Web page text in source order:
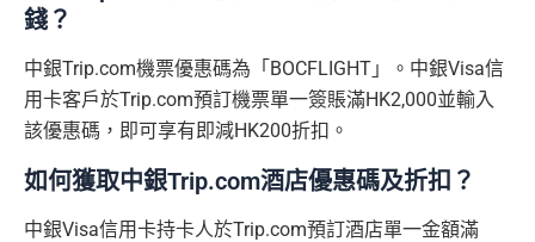
錢？
中銀Trip.com機票優惠碼為「BOCFLIGHT」。中銀Visa信
用卡客戶於Trip.com預訂機票單一簽賬滿HK2,000並輸入
該優惠碼，即可享有即減HK200折扣。
如何獲取中銀Trip.com酒店優惠碼及折扣？
中銀Visa信用卡持卡人於Trip.com預訂酒店單一金額滿